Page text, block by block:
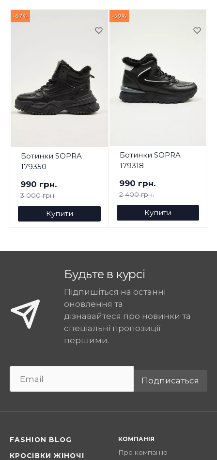
-67%
Ботинки SOPRA
179350
990 грн.
3 000 грн.
Купити
-59%
Ботинки SOPRA
179318
990 грн.
2 400 грн.
Купити
Будьте в курсі
Підпишіться на останні
оновлення та
дізнавайтеся про новинки та
спеціальні пропозиції
першими.
Подписаться
FASHION BLOG
КРОСІВКИ ЖІНОЧІ
КОМПАНІЯ
Про компанію